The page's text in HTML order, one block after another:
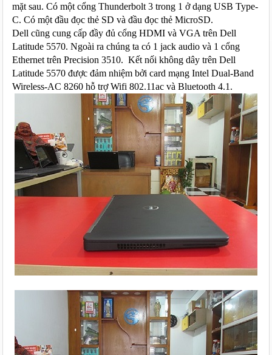
mặt sau. Có một cổng Thunderbolt 3 trong 1 ở dạng USB Type-
C. Có một đầu đọc thẻ SD và đầu đọc thẻ MicroSD.
Dell cũng cung cấp đầy đủ cổng HDMI và VGA trên Dell
Latitude 5570. Ngoài ra chúng ta có 1 jack audio và 1 cổng
Ethernet trên Precision 3510.  Kết nối không dây trên Dell
Latitude 5570 được đảm nhiệm bởi card mạng Intel Dual-Band
Wireless-AC 8260 hỗ trợ Wifi 802.11ac và Bluetooth 4.1.